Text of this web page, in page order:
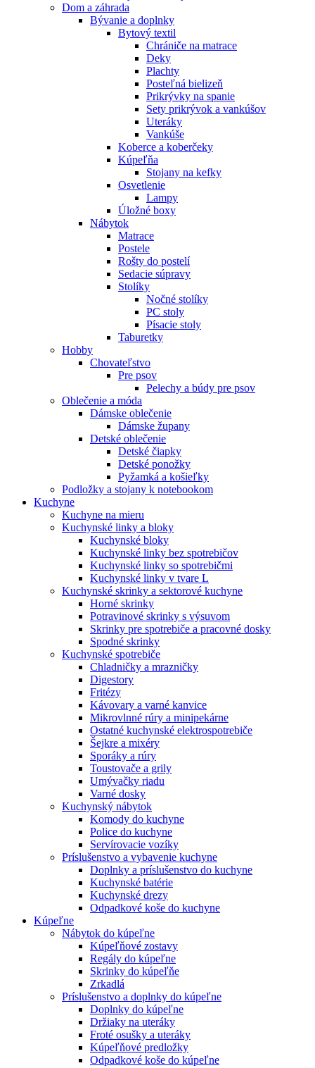
Dom a záhrada
Bývanie a doplnky
Bytový textil
Chrániče na matrace
Deky
Plachty
Posteľná bielizeň
Prikrývky na spanie
Sety prikrývok a vankúšov
Uteráky
Vankúše
Koberce a koberčeky
Kúpeľňa
Stojany na kefky
Osvetlenie
Lampy
Úložné boxy
Nábytok
Matrace
Postele
Rošty do postelí
Sedacie súpravy
Stolíky
Nočné stolíky
PC stoly
Písacie stoly
Taburetky
Hobby
Chovateľstvo
Pre psov
Pelechy a búdy pre psov
Oblečenie a móda
Dámske oblečenie
Dámske župany
Detské oblečenie
Detské čiapky
Detské ponožky
Pyžamká a košieľky
Podložky a stojany k notebookom
Kuchyne
Kuchyne na mieru
Kuchynské linky a bloky
Kuchynské bloky
Kuchynské linky bez spotrebičov
Kuchynské linky so spotrebičmi
Kuchynské linky v tvare L
Kuchynské skrinky a sektorové kuchyne
Horné skrinky
Potravinové skrinky s výsuvom
Skrinky pre spotrebiče a pracovné dosky
Spodné skrinky
Kuchynské spotrebiče
Chladničky a mrazničky
Digestory
Fritézy
Kávovary a varné kanvice
Mikrovlnné rúry a minipekárne
Ostatné kuchynské elektrospotrebiče
Šejkre a mixéry
Sporáky a rúry
Toustovače a grily
Umývačky riadu
Varné dosky
Kuchynský nábytok
Komody do kuchyne
Police do kuchyne
Servírovacie vozíky
Príslušenstvo a vybavenie kuchyne
Doplnky a príslušenstvo do kuchyne
Kuchynské batérie
Kuchynské drezy
Odpadkové koše do kuchyne
Kúpeľne
Nábytok do kúpeľne
Kúpeľňové zostavy
Regály do kúpeľne
Skrinky do kúpeľňe
Zrkadlá
Príslušenstvo a doplnky do kúpeľne
Doplnky do kúpeľne
Držiaky na uteráky
Froté osušky a uteráky
Kúpeľňové predložky
Odpadkové koše do kúpeľne